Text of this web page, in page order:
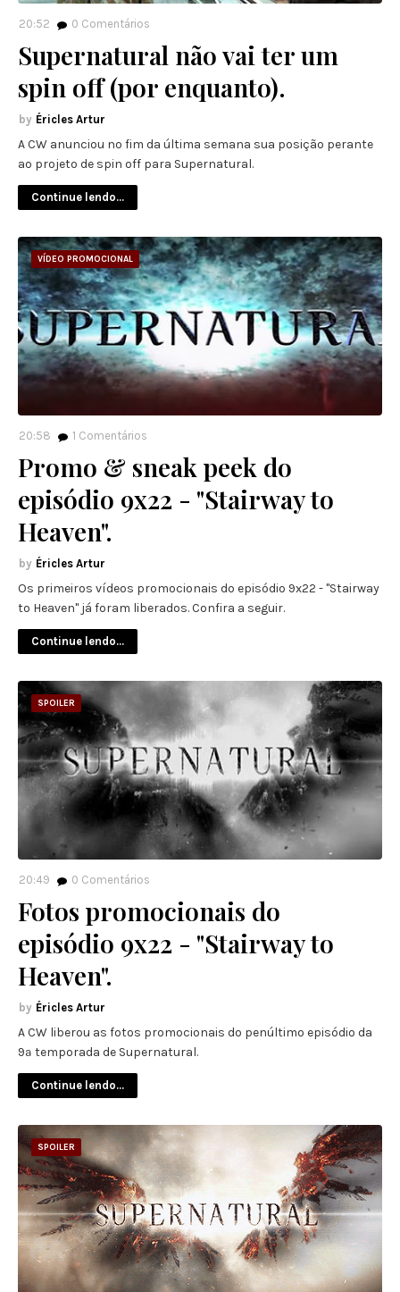
20:52 0 Comentários
Supernatural não vai ter um
spin off (por enquanto).
Éricles Artur
A CW anunciou no fim da última semana sua posição perante
ao projeto de spin off para Supernatural.
Continue lendo...
VÍDEO PROMOCIONAL
20:58 1 Comentários
Promo & sneak peek do
episódio 9x22 - "Stairway to
Heaven".
Éricles Artur
Os primeiros vídeos promocionais do episódio 9x22 - "Stairway
to Heaven" já foram liberados. Confira a seguir.
Continue lendo...
SPOILER
20:49 0 Comentários
Fotos promocionais do
episódio 9x22 - "Stairway to
Heaven".
Éricles Artur
A CW liberou as fotos promocionais do penúltimo episódio da
9ª temporada de Supernatural.
Continue lendo...
SPOILER